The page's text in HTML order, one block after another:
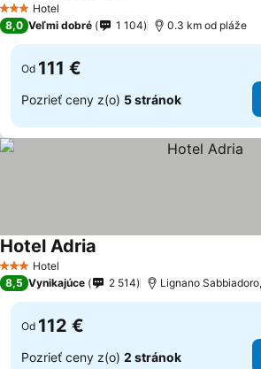
3 Počet hviezdičiek
Hotel
8,0 Veľmi dobré 1 104 0.3 km od pláže
Od 111 €
Pozrieť ceny z(o) 5 stránok
3 Počet hviezdičiek
Hotel
Hotel Adria
8,5 Vynikajúce 2 514 Lignano
Od 112 €
Pozrieť ceny z(o) 2 stránok